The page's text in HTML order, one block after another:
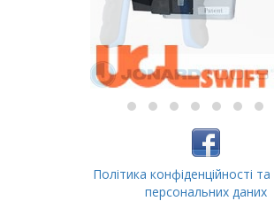
Політика конфіденційності
персональних даних